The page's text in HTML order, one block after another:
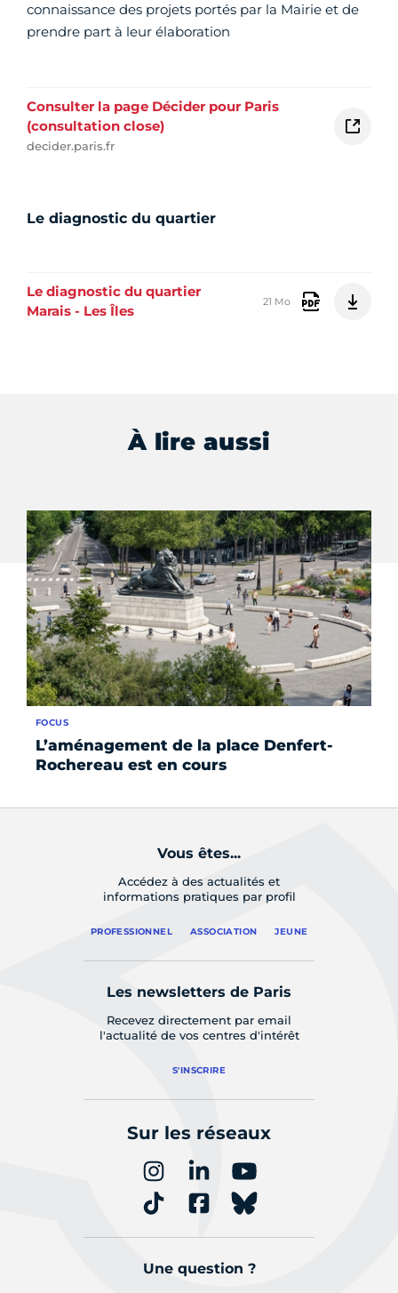
connaissance des projets portés par la Mairie et de
prendre part à leur élaboration
Consulter la page Décider pour Paris
(consultation close)
decider.paris.fr
Le diagnostic du quartier
Le diagnostic du quartier
Marais - Les Îles
21 Mo
À lire aussi
L’aménagement de la place Denfert-
Rochereau est en cours
FOCUS
Vous êtes...
Accédez à des actualités et
informations pratiques par profil
PROFESSIONNEL ASSOCIATION JEUNE
Les newsletters de Paris
Recevez directement par email
l'actualité de vos centres d'intérêt
S'INSCRIRE
Sur les réseaux
Une question ?